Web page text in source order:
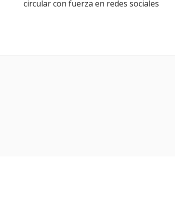
circular con fuerza en redes sociales